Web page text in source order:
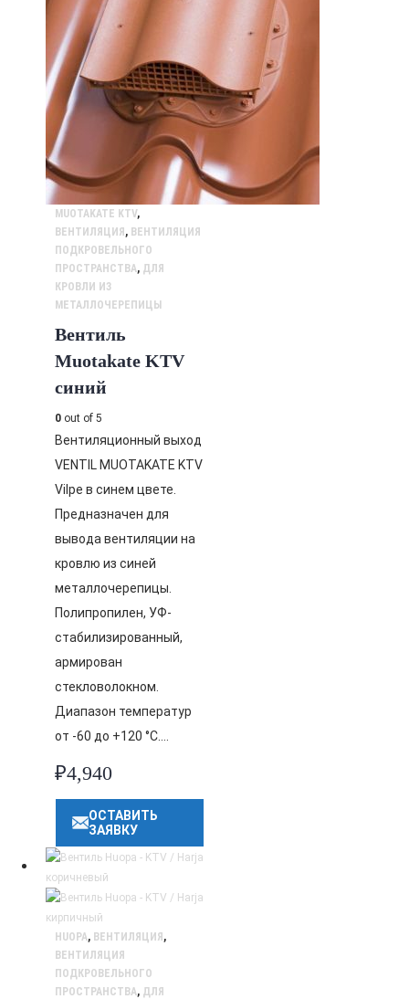
MUOTAKATE KTV,
ВЕНТИЛЯЦИЯ , ВЕНТИЛЯЦИЯ
ПОДКРОВЕЛЬНОГО
ПРОСТРАНСТВА, ДЛЯ
КРОВЛИ ИЗ
МЕТАЛЛОЧЕРЕПИЦЫ
Вентиль
Muotakate KTV
синий
0 out of 5
Вентиляционный выход
VENTIL MUOTAKATE KTV
Vilpe в синем цвете.
Предназначен для
вывода вентиляции на
кровлю из синей
металлочерепицы.
Полипропилен, УФ-
стабилизированный,
армирован
стекловолокном.
Диапазон температур
от -60 до +120 °C….
₽4,940
ОСТАВИТЬ
ЗАЯВКУ
HUOPA, ВЕНТИЛЯЦИЯ ,
ВЕНТИЛЯЦИЯ
ПОДКРОВЕЛЬНОГО
ПРОСТРАНСТВА, ДЛЯ